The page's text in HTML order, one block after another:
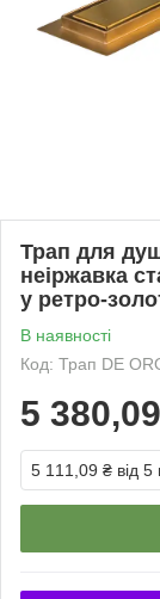
Трап для
неіржавка
у ретро-
В наявності
Код: Трап DE
5 380,09
5 111,09 ₴ від 5